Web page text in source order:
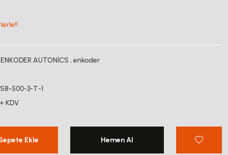
ENKODER AUTONİCS , enkoder
500-3-T-1
KDV
Ekle Hemen Al